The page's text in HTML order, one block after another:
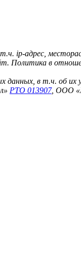
ip-адрес,
Политика в
данных, в т.ч. об их
РТО 013907, ООО